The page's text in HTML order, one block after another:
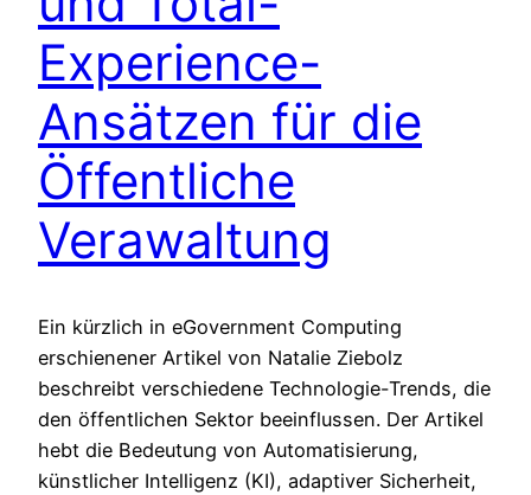
Experience-
Ansätzen für die
Öffentliche
Verawaltung
Ein kürzlich in eGovernment Computing
erschienener Artikel von Natalie Ziebolz
beschreibt verschiedene Technologie-Trends, die
den öffentlichen Sektor beeinflussen. Der Artikel
hebt die Bedeutung von Automatisierung,
künstlicher Intelligenz (KI), adaptiver Sicherheit,